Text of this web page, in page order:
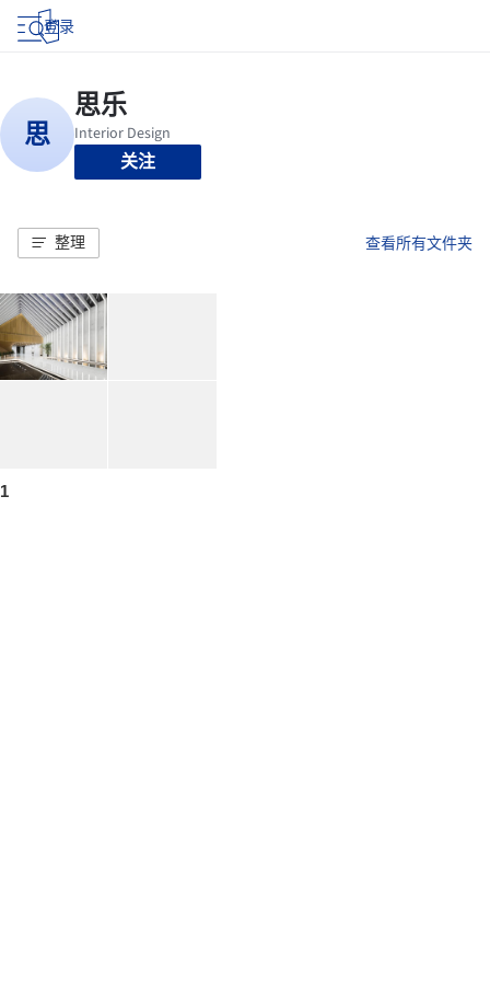
登录
关注
整理 查看所有文件夹
1